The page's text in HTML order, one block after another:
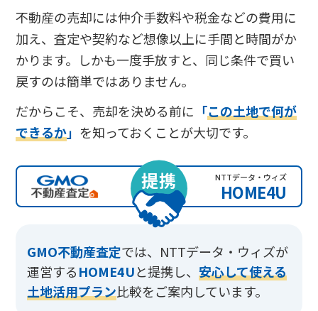
不動産の売却には仲介手数料や税金などの費用に
加え、査定や契約など想像以上に手間と時間がか
かります。しかも一度手放すと、同じ条件で買い
戻すのは簡単ではありません。
だからこそ、売却を決める前に 「この土地で何が
できるか」 を知っておくことが大切です。
NTTデータ・ウィズ
HOME4U
提携
GMO不動産査定では、 NTTデータ・ウィズが
運営するHOME4Uと提携し、安心して使える
土地活用プラン比較をご案内しています。